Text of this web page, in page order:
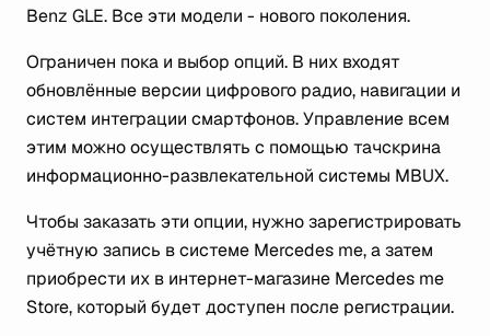
Benz GLE. Все эти модели - нового поколения.
Ограничен пока и выбор опций. В них входят
обновлённые версии цифрового радио, навигации и
систем интеграции смартфонов. Управление всем
этим можно осуществлять с помощью тачскрина
информационно-развлекательной системы MBUX.
Чтобы заказать эти опции, нужно зарегистрировать
учётную запись в системе Mercedes me, а затем
приобрести их в интернет-магазине Mercedes me
Store, который будет доступен после регистрации.